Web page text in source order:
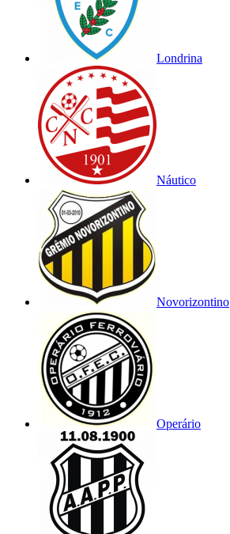
Londrina
Náutico
Novorizontino
Operário